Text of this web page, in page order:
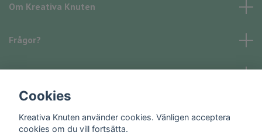
Om Kreativa Knuten
Frågor?
Läs mer
Cookies
Kreativa Knuten använder cookies. Vänligen acceptera
cookies om du vill fortsätta.